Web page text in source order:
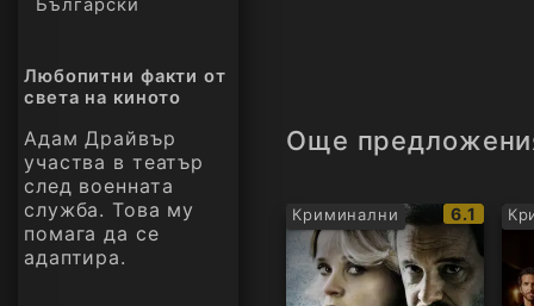
Български
Любопитни факти от
света на киното
Адам Драйвър
участва в театър
след военната
служба. Това му
помага да се
адаптира.
Още
Криминални
IMDb
рейтинг:
6.1